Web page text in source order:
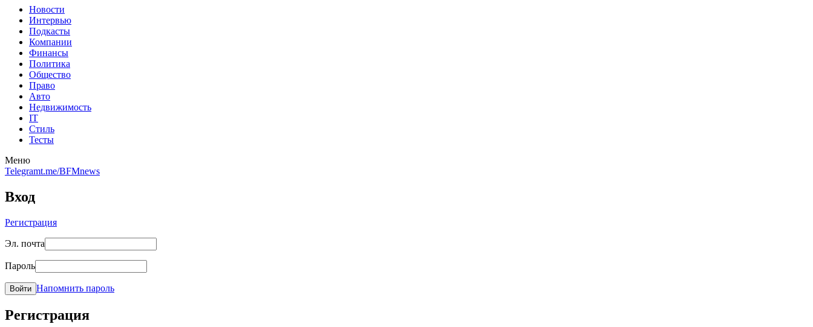
Новости
Интервью
Подкасты
Компании
Финансы
Политика
Общество
Право
Авто
Недвижимость
IT
Стиль
Тесты
Меню
Telegramt.me/BFMnews
Вход
Регистрация
Эл. почта
Пароль
Войти Напомнить пароль
Регистрация